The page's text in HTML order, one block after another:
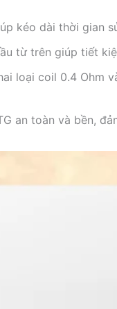
kéo dài thời gian
từ trên giúp tiết
loại coil 0.4 Ohm
an toàn và bền,